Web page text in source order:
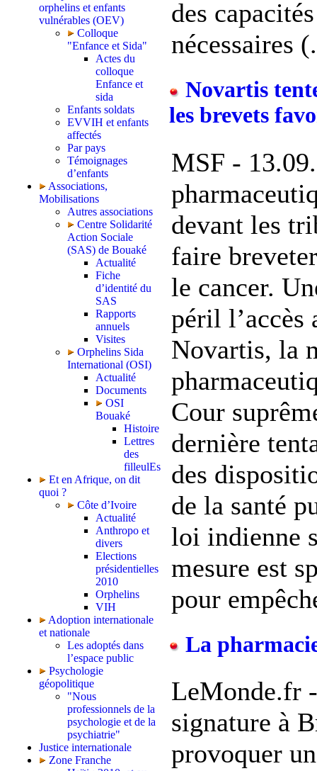
orphelins et enfants
vulnérables (OEV)
Colloque
"Enfance et Sida"
Actes du
colloque
Enfance et
sida
Enfants soldats
EVVIH et enfants
affectés
Par pays
Témoignages
d’enfants
Associations,
Mobilisations
Autres associations
Centre Solidarité
Action Sociale
(SAS) de Bouaké
Actualité
Fiche
d’identité du
SAS
Rapports
annuels
Visites
Orphelins Sida
International (OSI)
Actualité
Documents
OSI
Bouaké
Histoire
Lettres
des
filleulEs
Et en Afrique, on dit
quoi ?
Côte d’Ivoire
Actualité
Anthropo et
divers
Elections
présidentielles
2010
Orphelins
VIH
Adoption internationale
et nationale
Les adoptés dans
l’espace public
Psychologie
géopolitique
"Nous
professionnels de la
psychologie et de la
psychiatrie"
Justice internationale
Zone Franche
des
nécessaires
Novartis
les brevets
MSF -
devant les
faire
le cancer.
péril l’accès
Novartis, la
Cour
dernière
des
de la santé
loi indienne
mesure est
pour
La
LeMonde.fr
signature à
provoquer